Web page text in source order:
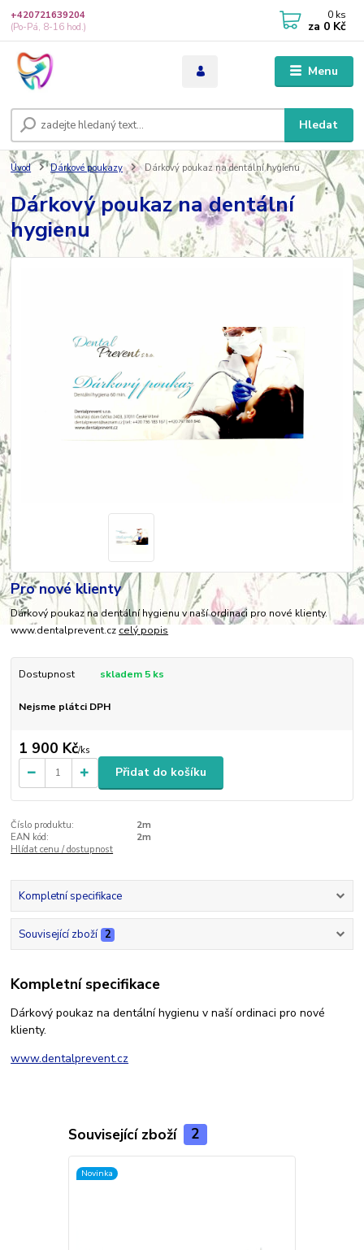
Menu
Hledat
+420721639204
(Po-Pá, 8-16 hod.)
0 ks
za 0 Kč
Úvod Dárkové poukazy Dárkový poukaz na dentální hygienu
Dárkový poukaz na dentální
hygienu
Pro nové klienty
Dárkový poukaz na dentální hygienu v naší ordinaci pro nové klienty.
www.dentalprevent.cz celý popis
Dostupnost skladem 5 ks
Nejsme plátci DPH
1 900 Kč/ks
Přidat do košíku
Číslo produktu:
2m
EAN kód:
2m
Hlídat cenu / dostupnost
Kompletní specifikace
Související zboží 2
Kompletní specifikace
Dárkový poukaz na dentální hygienu v naší ordinaci pro nové
klienty.
www.dentalprevent.cz
Související zboží 2
Novinka